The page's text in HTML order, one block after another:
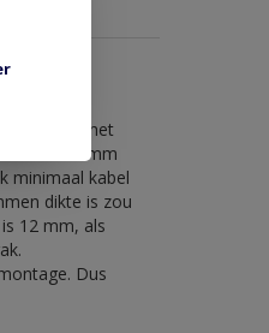
denk ik het
breed. 53 mm
minimaal kabel
dikte is zou
12 mm, als
Dus